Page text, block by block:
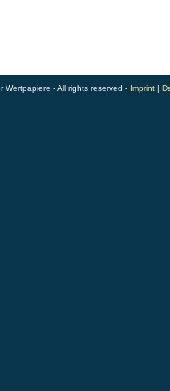
Wertpapiere - All rights reserved - Imprint |